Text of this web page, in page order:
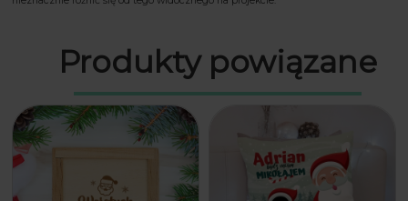
Produkty powiązane